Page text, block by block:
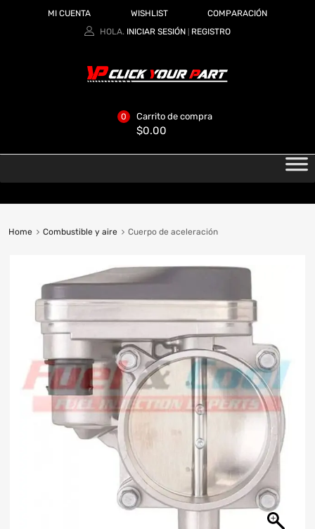
MI CUENTA WISHLIST
COMPARACIÓN
HOLA. INICIAR SESIÓN REGISTRO
Carrito de compra
$0.00
0
Home Combustible y aire Cuerpo de aceleración